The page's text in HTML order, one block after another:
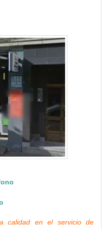
calidad en el servicio de